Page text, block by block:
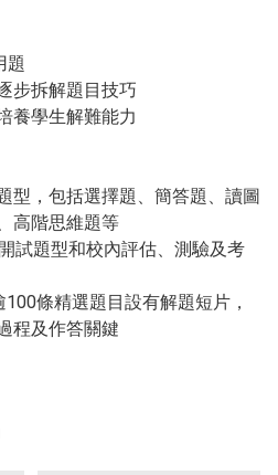
題
步拆解題目技巧
養學生解難能力
型，包括選擇題、簡答題、讀圖
高階思維題等
試題型和校內評估、測驗及考
條精選題目設有解題短片，
程及作答關鍵